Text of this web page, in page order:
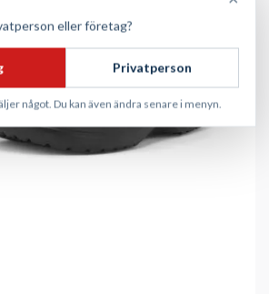
eller företag?
Privatperson
något. Du kan även ändra senare i menyn.